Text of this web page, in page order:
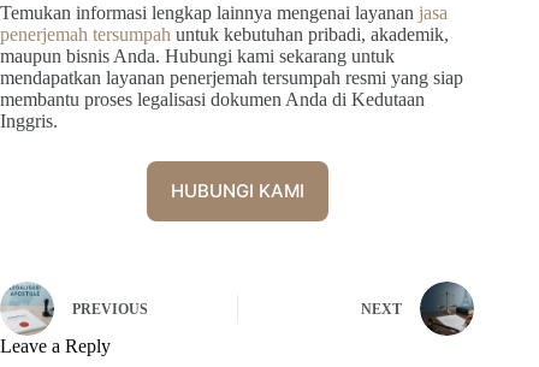
Temukan informasi lengkap lainnya mengenai layanan jasa
penerjemah tersumpah untuk kebutuhan pribadi, akademik,
maupun bisnis Anda. Hubungi kami sekarang untuk
mendapatkan layanan penerjemah tersumpah resmi yang siap
membantu proses legalisasi dokumen Anda di Kedutaan
Inggris.
HUBUNGI KAMI
PREVIOUS NEXT
Leave a Reply